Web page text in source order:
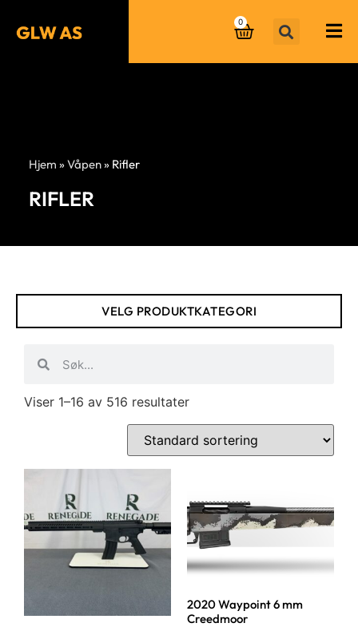
0
Hjem »Våpen» Rifler
RIFLER
VELG PRODUKTKATEGORI
Viser 1–16 av 516 resultater
2020 Waypoint 6 mm
Creedmoor